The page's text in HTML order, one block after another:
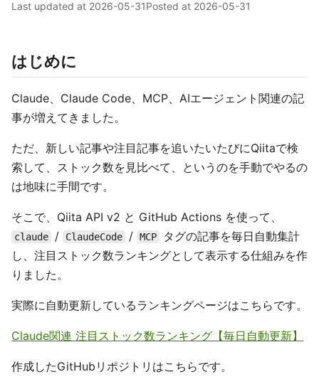
Last updated at 2026-05-31Posted at 2026-05-31
はじめに
Claude、Claude Code、MCP、AIエージェント関連の記
事が増えてきました。
ただ、新しい記事や注目記事を追いたいたびにQiitaで検
索して、ストック数を見比べて、というのを手動でやるの
は地味に手間です。
そこで、Qiita API v2 と GitHub Actions を使って、
claude / ClaudeCode / MCP
タグの記事を毎日自動集計
し、注目ストック数ランキングとして表示する仕組みを作
りました。
実際に自動更新しているランキングページはこちらです。
Claude関連 注目ストック数ランキング【毎日自動更新】
作成したGitHubリポジトリはこちらです。